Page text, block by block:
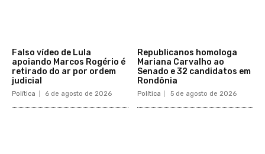
Falso vídeo de Lula
apoiando Marcos Rogério é
retirado do ar por ordem
judicial
Política 6 de agosto de 2026
Republicanos homologa
Mariana Carvalho ao
Senado e 32 candidatos em
Rondônia
Política 5 de agosto de 2026